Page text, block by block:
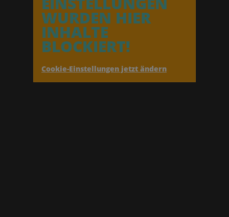
WURDEN HIER
INHALTE
BLOCKIERT!
Cookie-Einstellungen jetzt ändern